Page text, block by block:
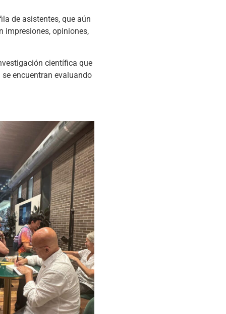
de asistentes, que aún
impresiones, opiniones,
científica que
encuentran evaluando